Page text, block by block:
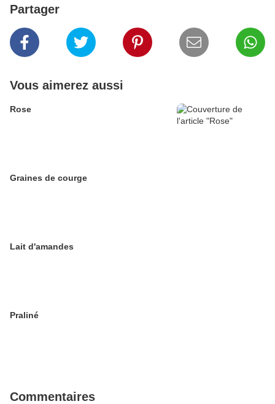
Partager
Vous aimerez aussi
Rose
Graines de courge
Lait d'amandes
Praliné
Commentaires